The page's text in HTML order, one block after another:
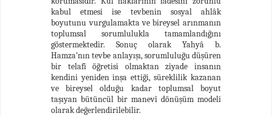
kabul etmesi ise tevbenin sosyal ahlâk
boyutunu vurgulamakta ve bireysel arınmanın
toplumsal sorumlulukla tamamlandığını
göstermektedir. Sonuç olarak Yahyâ b.
Hamza’nın tevbe anlayışı, sorumluluğu düşüren
bir telafi öğretisi olmaktan ziyade insanın
kendini yeniden inşa ettiği, süreklilik kazanan
ve bireysel olduğu kadar toplumsal boyut
taşıyan bütüncül bir manevî dönüşüm modeli
olarak değerlendirilebilir.